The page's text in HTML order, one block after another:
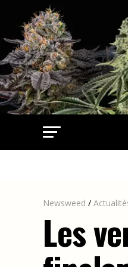
Newsweed /
Les